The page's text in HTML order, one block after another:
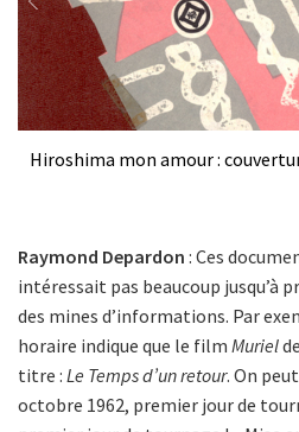
Hiroshima mon amour :
Previous
Raymond Depardon : Ces
intéressait pas beaucoup jusqu’à
des mines d’informations. Par
horaire indique que le film Muriel
titre : Le Temps d’un retour. On
octobre 1962, premier jour de